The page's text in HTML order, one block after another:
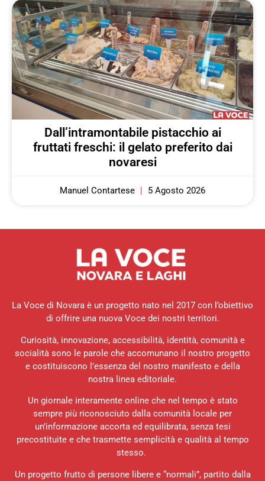
Dall’intramontabile pistacchio ai
fruttati freschi: il gelato preferito dai
novaresi
Manuel Contartese 5 Agosto 2026
La Voce di Novara è un progetto nato nel 2017 con l’obiettivo
di offrire una nuova Voce dei nostri territori.
Curiosità, innovazione, accessibilità, identità, comunità e
socialità sono le parole che accomunano il nostro progetto
e costituiscono l’essenza del nostro manifesto e della
nostra linea editoriale.
Un giornale interamente online che nel tempo è stato
sempre più riconosciuto dalla comunità locale per
un’informazione accorta ed equilibrata, senza tesi
precostituite e che trasmette semplicità e qualità al tempo
stesso.
Un progetto frutto di persone libere e “normali”, partito dalla